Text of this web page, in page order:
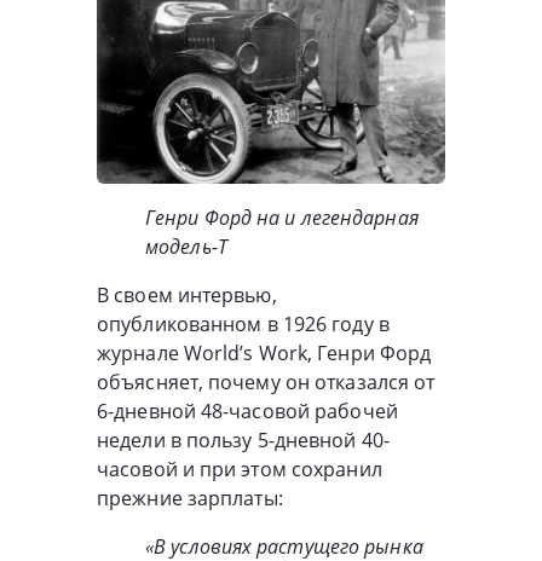
Генри Форд на и легендарная
модель-T
В своем интервью,
опубликованном в 1926 году в
журнале World’s Work, Генри Форд
объясняет, почему он отказался от
6-дневной 48-часовой рабочей
недели в пользу 5-дневной 40-
часовой и при этом сохранил
прежние зарплаты:
«В условиях растущего рынка